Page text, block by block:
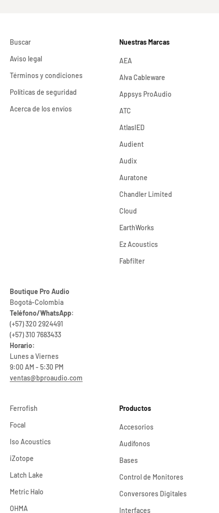
Buscar
Aviso legal
Términos y condiciones
Políticas de seguridad
Acerca de los envíos
Boutique Pro Audio
Bogotá-Colombia
Teléfono/WhatsApp:
(+57) 320 2924491
(+57) 310 7683433
Horario:
Lunes a Viernes
9:00 AM - 5:30 PM
ventas@bproaudio.com
Nuestras Marcas
AEA
Alva Cableware
Appsys ProAudio
ATC
AtlasIED
Audient
Audix
Auratone
Chandler Limited
Cloud
EarthWorks
Ez Acoustics
Fabfilter
Ferrofish
Focal
Iso Acoustics
iZotope
Latch Lake
Metric Halo
OHMA
Productos
Accesorios
Audífonos
Bases
Control de Monitores
Conversores Digitales
Interfaces